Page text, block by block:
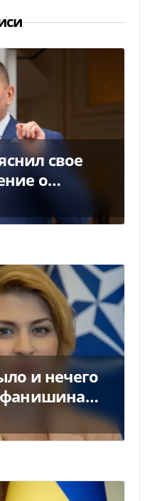
свое
о
в НАТО
и нечего
новое